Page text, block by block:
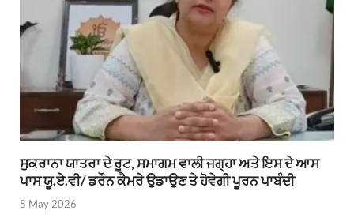
ਸੁਕਰਾਨਾ ਯਾਤਰਾ ਦੇ ਰੂਟ, ਸਮਾਗਮ ਵਾਲੀ ਜਗ੍ਹਾ ਅਤੇ ਇਸ ਦੇ ਆਸ
ਪਾਸ ਯੂ.ਏ.ਵੀ/ ਡਰੌਨ ਕੈਮਰੇ ਉਡਾਉਣ ਤੇ ਹੋਵੇਗੀ ਪੂਰਨ ਪਾਬੰਦੀ
8 May 2026